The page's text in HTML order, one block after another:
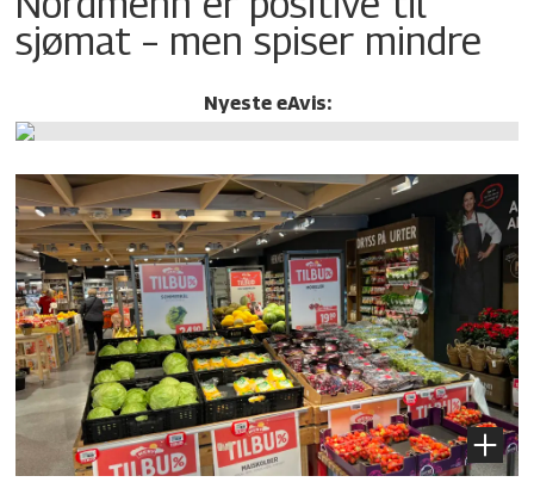
sjømat – men spiser mindre
Nyeste eAvis: